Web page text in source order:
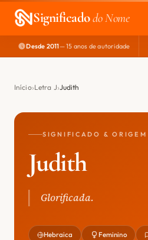
Significadodo Nome
EXPLORAR
NOME PERFEITO
Desde 2011— 15 anos de autoridade
Início Letra J Judith
SIGNIFICADO & ORIGEM
Judith
Glorificada.
Hebraica Feminino